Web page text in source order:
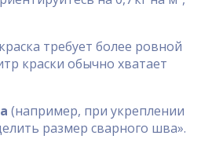
требует более ровной
краски обычно хватает
(например, при укреплении
размер сварного шва».